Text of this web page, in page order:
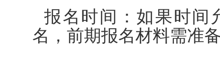
报名时间：如果时间
名，前期报名材料需准